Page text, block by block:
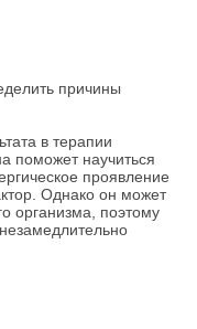
причины
в терапии
поможет научиться
проявление
Однако он может
организма, поэтому